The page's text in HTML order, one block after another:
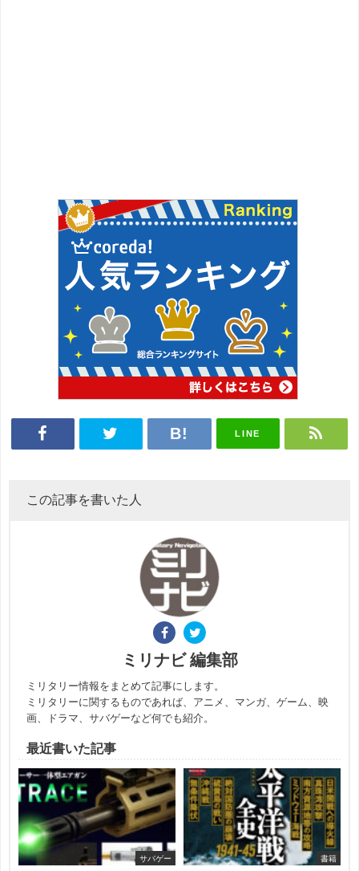
LINE
この記事を書いた人
ミリナビ 編集部
ミリタリー情報をまとめて記事にします。
ミリタリーに関するものであれば、アニメ、マンガ、ゲーム、映
画、ドラマ、サバゲーなど何でも紹介。
最近書いた記事
サバゲー 書籍